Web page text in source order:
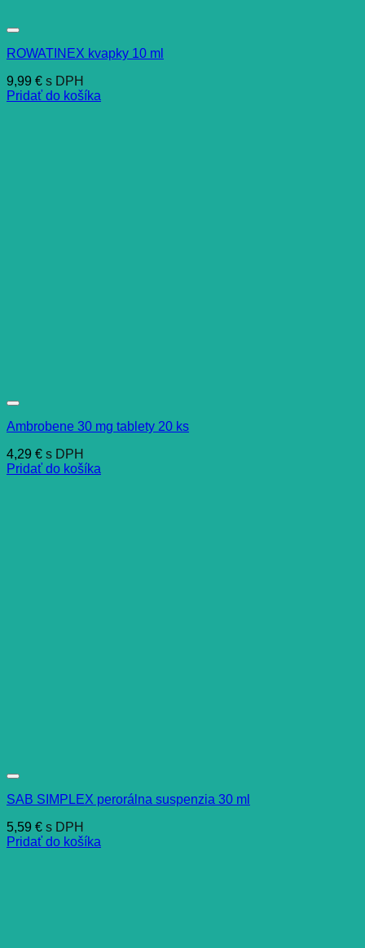
ROWATINEX kvapky 10 ml
9,99 € s DPH
Pridať do košíka
Ambrobene 30 mg tablety 20 ks
4,29 € s DPH
Pridať do košíka
SAB SIMPLEX perorálna suspenzia 30 ml
5,59 € s DPH
Pridať do košíka